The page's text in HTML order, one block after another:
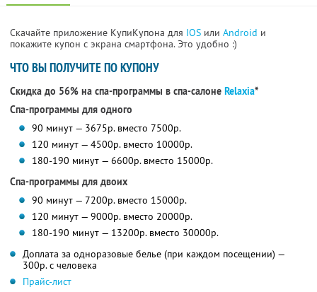
Скачайте приложение КупиКупона для IOS или Android и
покажите купон с экрана смартфона. Это удобно :)
ЧТО ВЫ ПОЛУЧИТЕ ПО КУПОНУ
Скидка до 56% на спа-программы в спа-салоне Relaxia*
Спа-программы для одного
90 минут — 3675р. вместо 7500р.
120 минут — 4500р. вместо 10000р.
180-190 минут — 6600р. вместо 15000р.
Спа-программы для двоих
90 минут — 7200р. вместо 15000р.
120 минут — 9000р. вместо 20000р.
180-190 минут — 13200р. вместо 30000р.
Доплата за одноразовые белье (при каждом посещении) —
300р. с человека
Прайс-лист